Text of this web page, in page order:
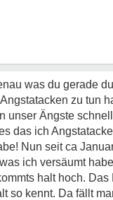
was du gerade
zu tun
unser Ängste
das ich
Nun seit ca
ich versäumt
halt hoch.
so kennt. Da fällt